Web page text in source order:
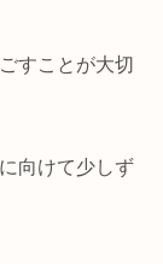
すことが大切
向けて少しず